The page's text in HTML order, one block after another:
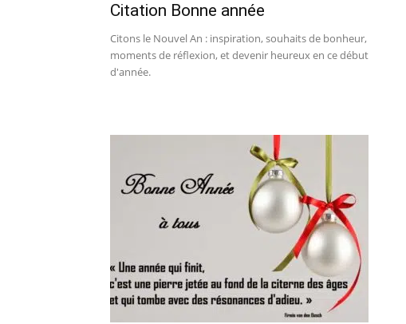
Citation Bonne année
Citons le Nouvel An : inspiration, souhaits de bonheur,
moments de réflexion, et devenir heureux en ce début
d'année.